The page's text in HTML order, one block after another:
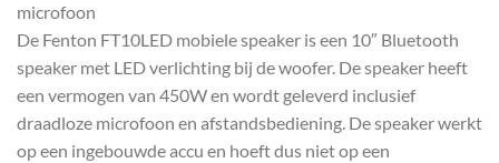
microfoon
De Fenton FT10LED mobiele speaker is een 10″ Bluetooth
speaker met LED verlichting bij de woofer. De speaker heeft
een vermogen van 450W en wordt geleverd inclusief
draadloze microfoon en afstandsbediening. De speaker werkt
op een ingebouwde accu en hoeft dus niet op een